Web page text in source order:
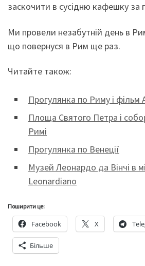
заскочити в сусідню кафешку за
Ми провели незабутній день в
що повернуся в Рим ще раз.
Читайте також:
Прогулянка по Риму і фільм
Площа Святого Петра і
Римі
Прогулянка по Венеції
Музей Леонардо да Вінчі в
Leonardiano
Поширити це:
Facebook X
Більше